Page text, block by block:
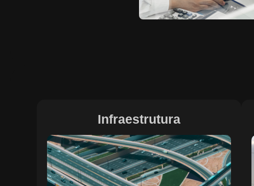
Infraestrutura